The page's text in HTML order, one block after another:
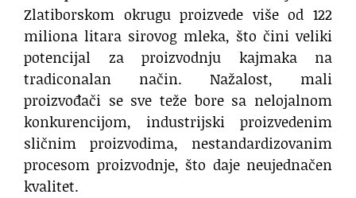
Zlatiborskom okrugu proizvede više od 122
miliona litara sirovog mleka, što čini veliki
potencijal za proizvodnju kajmaka na
tradiconalan način. Nažalost, mali
proizvođači se sve teže bore sa nelojalnom
konkurencijom, industrijski proizvedenim
sličnim proizvodima, nestandardizovanim
procesom proizvodnje, što daje neujednačen
kvalitet.